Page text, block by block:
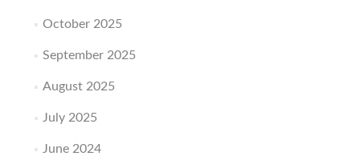
October 2025
September 2025
August 2025
July 2025
June 2024